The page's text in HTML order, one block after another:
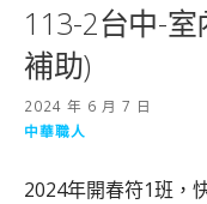
113-2台中-
補助)
2024 年 6 月 7 日
中華職人
2024年開春符1班，